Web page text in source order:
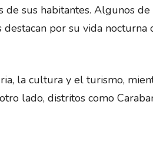
sus habitantes. Algunos de
por su vida nocturna
la cultura y el turismo,
lado, distritos como